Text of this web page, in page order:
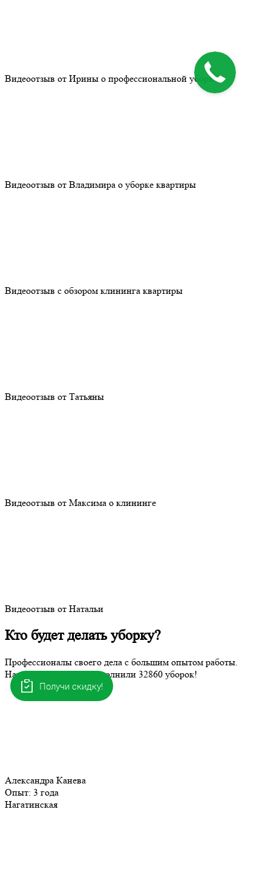
Видеоотзыв от Ирины о профессиональной уборке
Видеоотзыв от Владимира о уборке квартиры
Видеоотзыв с обзором клининга квартиры
Видеоотзыв от Татьяны
Видеоотзыв от Максима о клининге
Видеоотзыв от Натальи
Кто будет делать уборку?
Профессионалы своего дела с большим опытом работы.
Наши клинеры уже выполнили 32860 уборок!
Александра Канева
Опыт: 3 года
Нагатинская
Получи скидку!